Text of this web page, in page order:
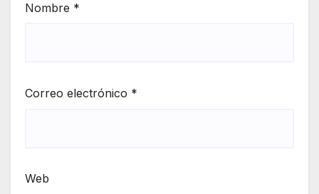
Nombre *
Correo electrónico *
Web